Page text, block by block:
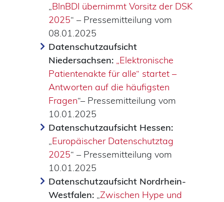
„BlnBDI übernimmt Vorsitz der DSK
2025“ – Pressemitteilung vom
08.01.2025
Datenschutzaufsicht
Niedersachsen: „Elektronische
Patientenakte für alle“ startet –
Antworten auf die häufigsten
Fragen“– Pressemitteilung vom
10.01.2025
Datenschutzaufsicht Hessen:
„Europäischer Datenschutztag
2025“ – Pressemitteilung vom
10.01.2025
Datenschutzaufsicht Nordrhein-
Westfalen:„Zwischen Hype und